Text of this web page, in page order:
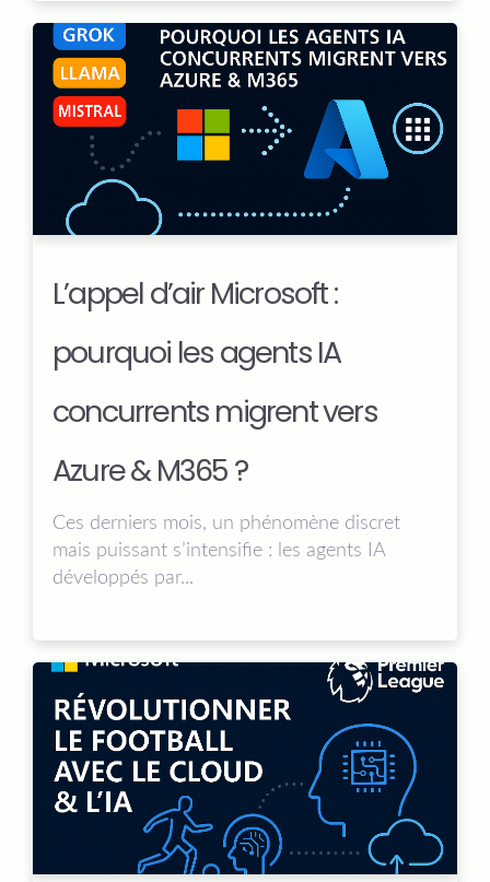
L’appel d’air Microsoft :
pourquoi les agents IA
concurrents migrent vers
Azure & M365 ?
Ces derniers mois, un phénomène discret
mais puissant s’intensifie : les agents IA
développés par...